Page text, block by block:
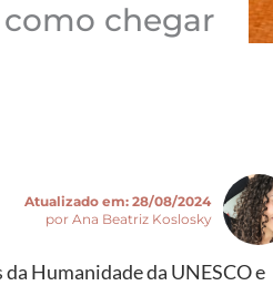
chegar
Atualizado em: 28/08/2024
por Ana Beatriz Koslosky
Humanidade da UNESCO e